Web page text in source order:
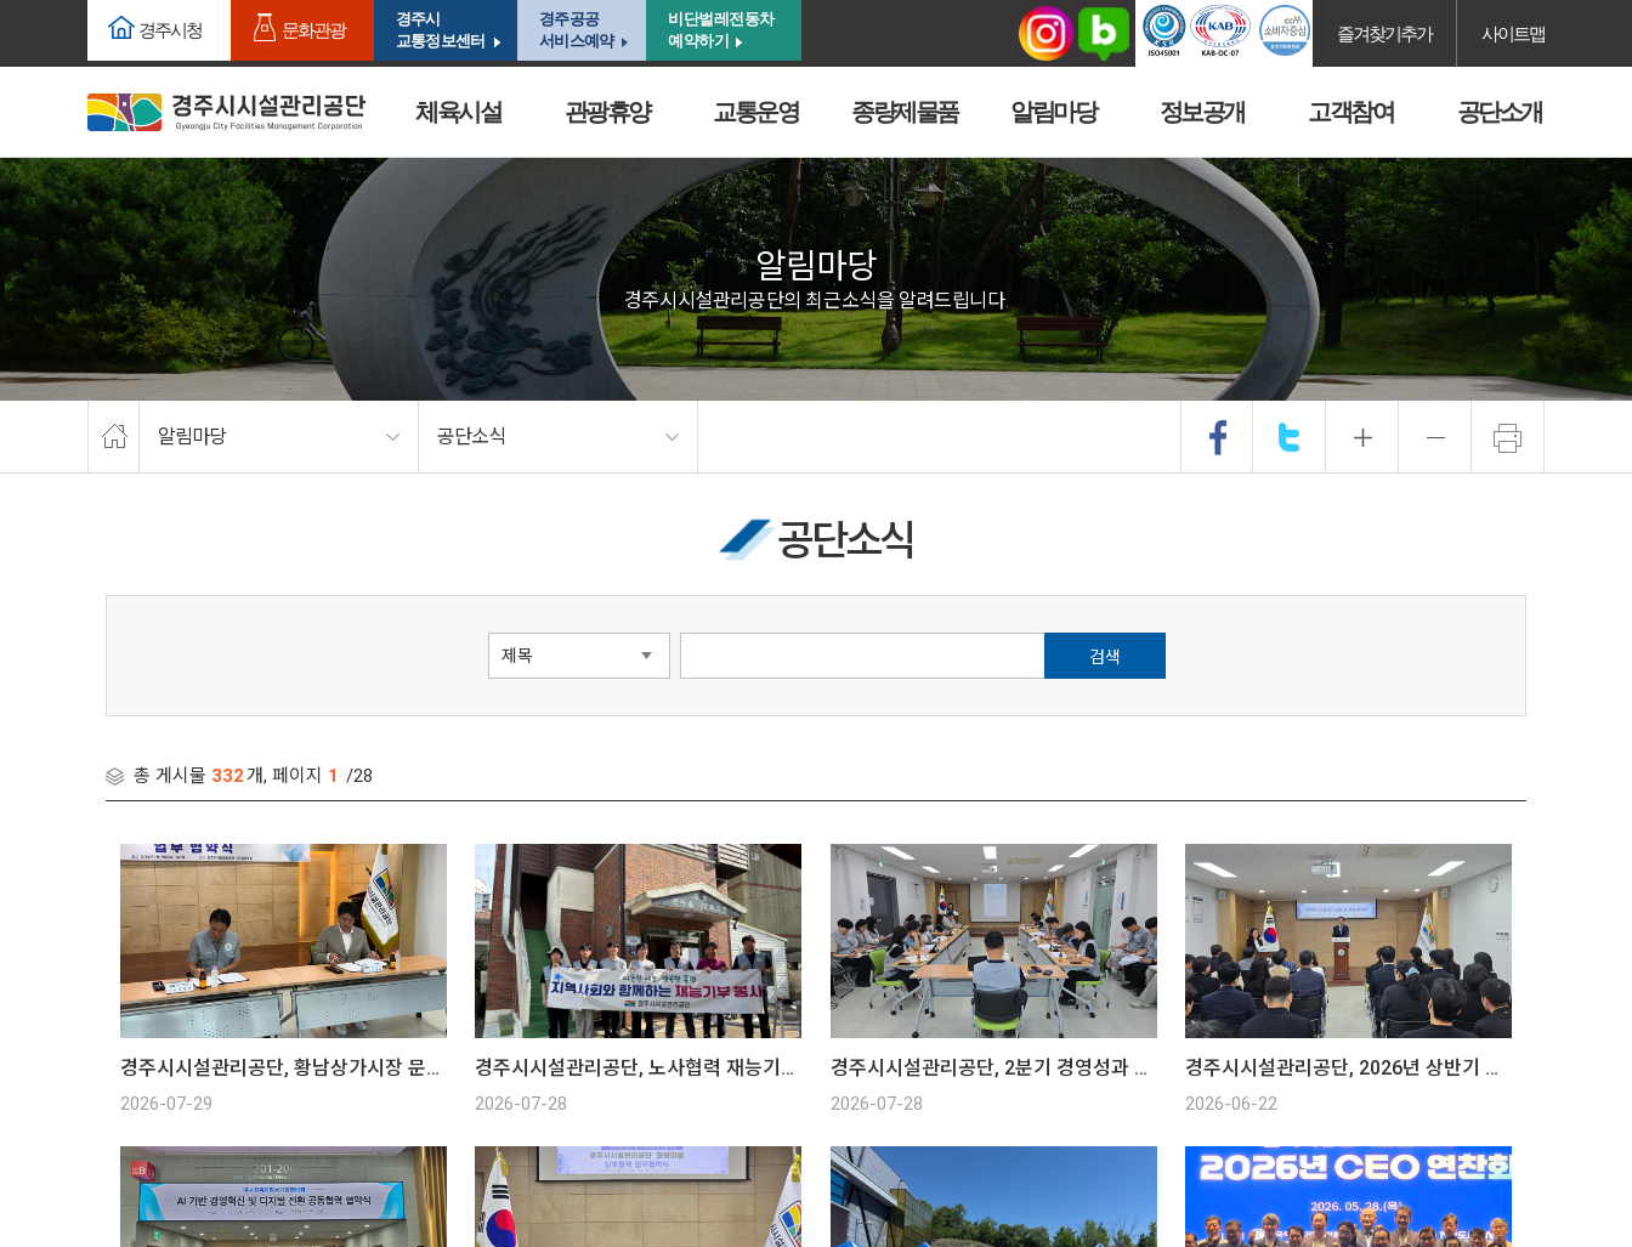
주요메뉴로 건너뛰기
경주시청 문화관광
경주시
교통정보센터
경주공공
서비스예약
비단벌레전동차
예약하기
즐겨찾기추가 사이트맵
체육시설 관광휴양 교통운영 종량제물품 알림마당 정보공개 고객참여 공단소개
알림마당
경주시시설관리공단의 최근소식을 알려드립니다.
알림마당 공단소식
공단소식
검색
총 게시물 332개, 페이지 1 /28
경주시시설관리공단, 황남상가시장 문화관광형시장 육성사업단과 업무협약 체결
2026-07-29
경주시시설관리공단, 노사협력 재능기부봉사 실시
2026-07-28
경주시시설관리공단, 2분기 경영성과 보고회
2026-07-28
경주시시설관리공단, 2026년 상반기 임용 및 표창 수여식
2026-06-22